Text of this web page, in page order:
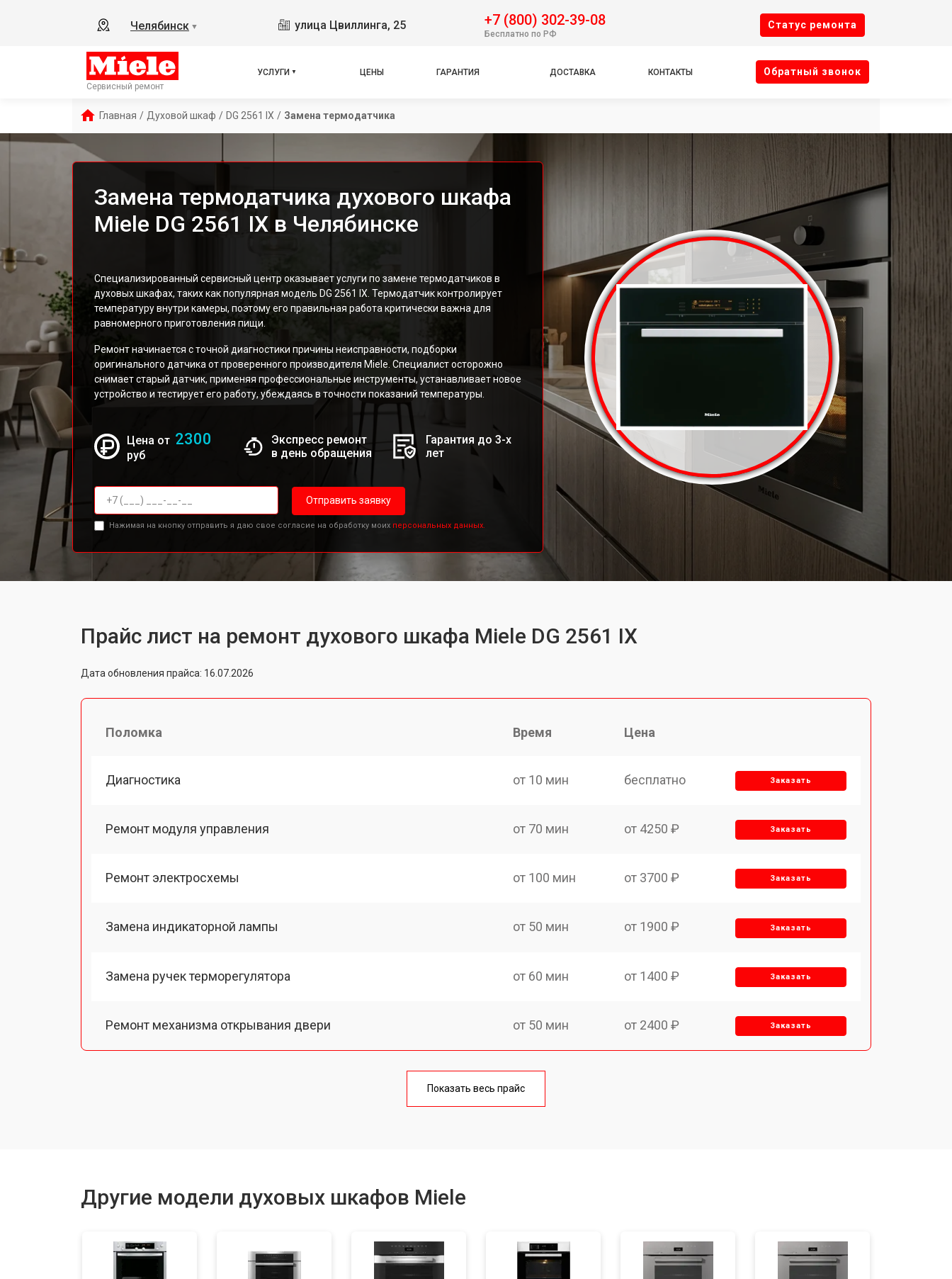
Челябинск ▼ улица Цвиллинга, 25 +7 (800) 302-39-08
Бесплатно по РФ
Cтатус ремонта
Сервисный ремонт
УСЛУГИ ЦЕНЫ ГАРАНТИЯ ДОСТАВКА КОНТАКТЫ Oбратный звонок
Главная / Духовой шкаф / DG 2561 IX / Замена термодатчика
Замена термодатчика духового шкафа
Miele DG 2561 IX в Челябинске
Специализированный сервисный центр оказывает услуги по замене термодатчиков в
духовых шкафах, таких как популярная модель DG 2561 IX. Термодатчик контролирует
температуру внутри камеры, поэтому его правильная работа критически важна для
равномерного приготовления пищи.
Ремонт начинается с точной диагностики причины неисправности, подборки
оригинального датчика от проверенного производителя Miele. Специалист осторожно
снимает старый датчик, применяя профессиональные инструменты, устанавливает новое
устройство и тестирует его работу, убеждаясь в точности показаний температуры.
Цена от 2300
руб
Экспресс ремонт
в день обращения
Гарантия до 3-х
лет
Отправить заявку
Нажимая на кнопку отправить я даю свое согласие на обработку моих персональных данных.
Прайс лист на ремонт духового шкафа Miele DG 2561 IX
Дата обновления прайса: 16.07.2026
Поломка Время Цена
Диагностика от 10 мин бесплатно Заказать
Ремонт модуля управления от 70 мин от 4250 ₽ Заказать
Ремонт электросхемы от 100 мин от 3700 ₽ Заказать
Замена индикаторной лампы от 50 мин от 1900 ₽ Заказать
Замена ручек терморегулятора от 60 мин от 1400 ₽ Заказать
Ремонт механизма открывания двери от 50 мин от 2400 ₽ Заказать
от 90 мин
Показать весь прайс
Другие модели духовых шкафов Miele